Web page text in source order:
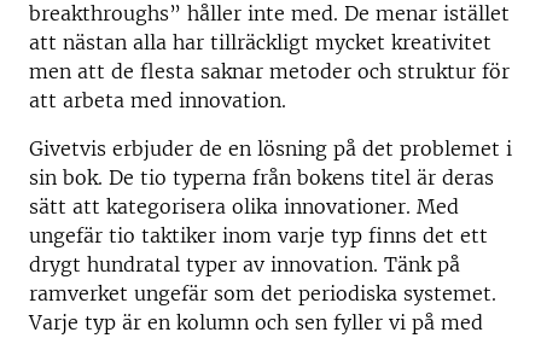
breakthroughs” håller inte med. De menar istället
att nästan alla har tillräckligt mycket kreativitet
men att de flesta saknar metoder och struktur för
att arbeta med innovation.
Givetvis erbjuder de en lösning på det problemet i
sin bok. De tio typerna från bokens titel är deras
sätt att kategorisera olika innovationer. Med
ungefär tio taktiker inom varje typ finns det ett
drygt hundratal typer av innovation. Tänk på
ramverket ungefär som det periodiska systemet.
Varje typ är en kolumn och sen fyller vi på med